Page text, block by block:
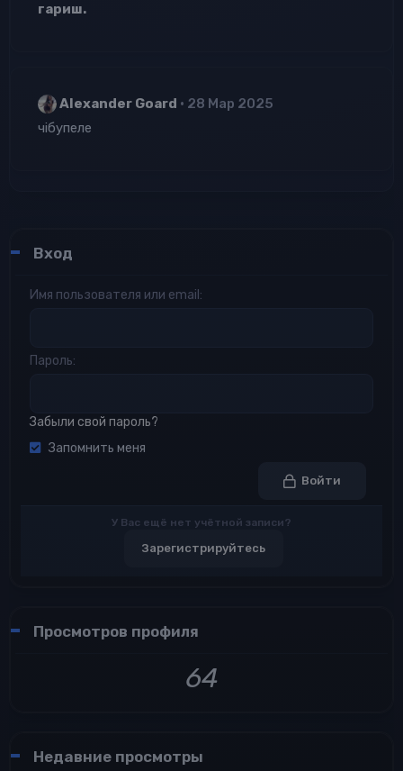
гариш.
Alexander Goard
28 Мар 2025
чiбупеле
Вход
Имя пользователя или email
Пароль
Забыли свой пароль?
Запомнить меня
Войти
У Вас ещё нет учётной записи?
Зарегистрируйтесь
Просмотров профиля
64
Недавние просмотры